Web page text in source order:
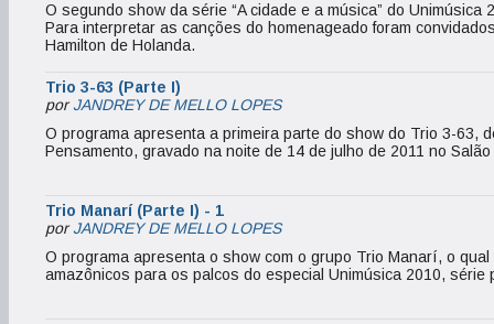
O segundo show da série “A cidade e a música” do
Para interpretar as canções do homenageado foram
Hamilton de Holanda.
Trio 3-63 (Parte I)
porJANDREY DE MELLO LOPES
O programa apresenta a primeira parte do show do Trio 3-63,
Pensamento, gravado na noite de 14 de julho de 2011 no
Trio Manarí (Parte I) - 1
porJANDREY DE MELLO LOPES
O programa apresenta o show com o grupo Trio Manarí, o
amazônicos para os palcos do especial Unimúsica 2010, série